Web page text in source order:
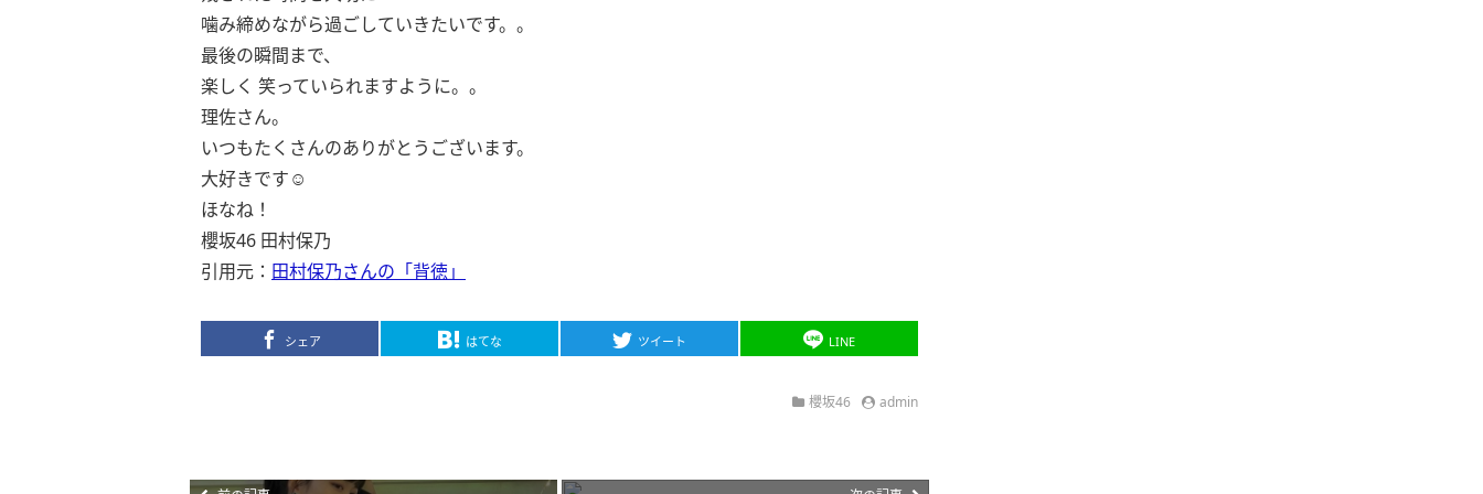
噛み締めながら過ごしていきたいです。。
最後の瞬間まで、
楽しく 笑っていられますように。。
理佐さん。
いつもたくさんのありがとうございます。
大好きです☺️
ほなね！
櫻坂46 田村保乃
引用元： 田村保乃さんの「背徳」
シェア はてな ツイート LINE
櫻坂46 admin